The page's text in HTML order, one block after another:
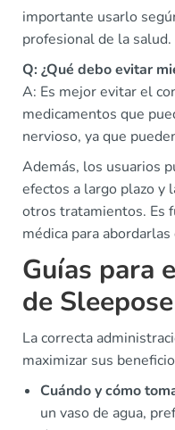
importante usarlo
profesional de la salud.
Q: ¿Qué debo evitar
A: Es mejor evitar el
medicamentos que
nervioso, ya que
Además, los usuarios
efectos a largo plazo y
otros tratamientos. Es
médica para
Guías para
de Sleepose
La correcta
maximizar sus
Cuándo y cómo
un vaso de agua,